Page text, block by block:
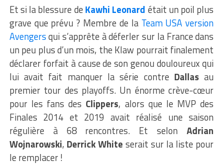
Et si la blessure de Kawhi Leonard était un poil plus
grave que prévu ? Membre de la Team USA version
Avengersqui s’apprête à déferler sur la France dans
un peu plus d’un mois, the Klaw pourrait finalement
déclarer forfait à cause de son genou douloureux qui
lui avait fait manquer la série contre Dallasau
premier tour des playoffs. Un énorme crève-cœur
pour les fans des Clippers, alors que le MVP des
Finales 2014 et 2019 avait réalisé une saison
régulière à 68 rencontres. Et selonAdrian
Wojnarowski, Derrick White serait sur la liste pour
le remplacer !